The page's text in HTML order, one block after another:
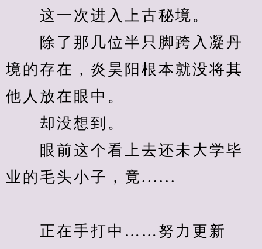
这一次进入上古秘境。
除了那几位半只脚跨入凝丹
境的存在，炎昊阳根本就没将其
他人放在眼中。
却没想到。
眼前这个看上去还未大学毕
业的毛头小子，竟......
正在手打中……努力更新